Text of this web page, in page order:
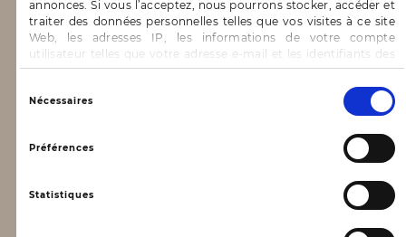
annonces. Si vous l’acceptez, nous pourrons stocker, accéder et
traiter des données personnelles telles que vos visites à ce site
Web, les adresses IP, les informations de votre compte
utilisateur telles que votre adresse e-mail et les identifiants des
cookies.
Vous avez le choix d’« Accepter » pour consentir à ces
utilisations, de « Refuser » pour vous y opposer ou
de sélectionner vos préférences concernant chaque catégorie
de cookie en cliquant sur « Valider la sélection » pour valider vos
options. Vous pouvez à tout moment modifier vos préférences
Nécessaires
Préférences
Statistiques
FAQ
Nous contacter
INFORMATIONS
Mentions légales
Données personnelles, vie privée